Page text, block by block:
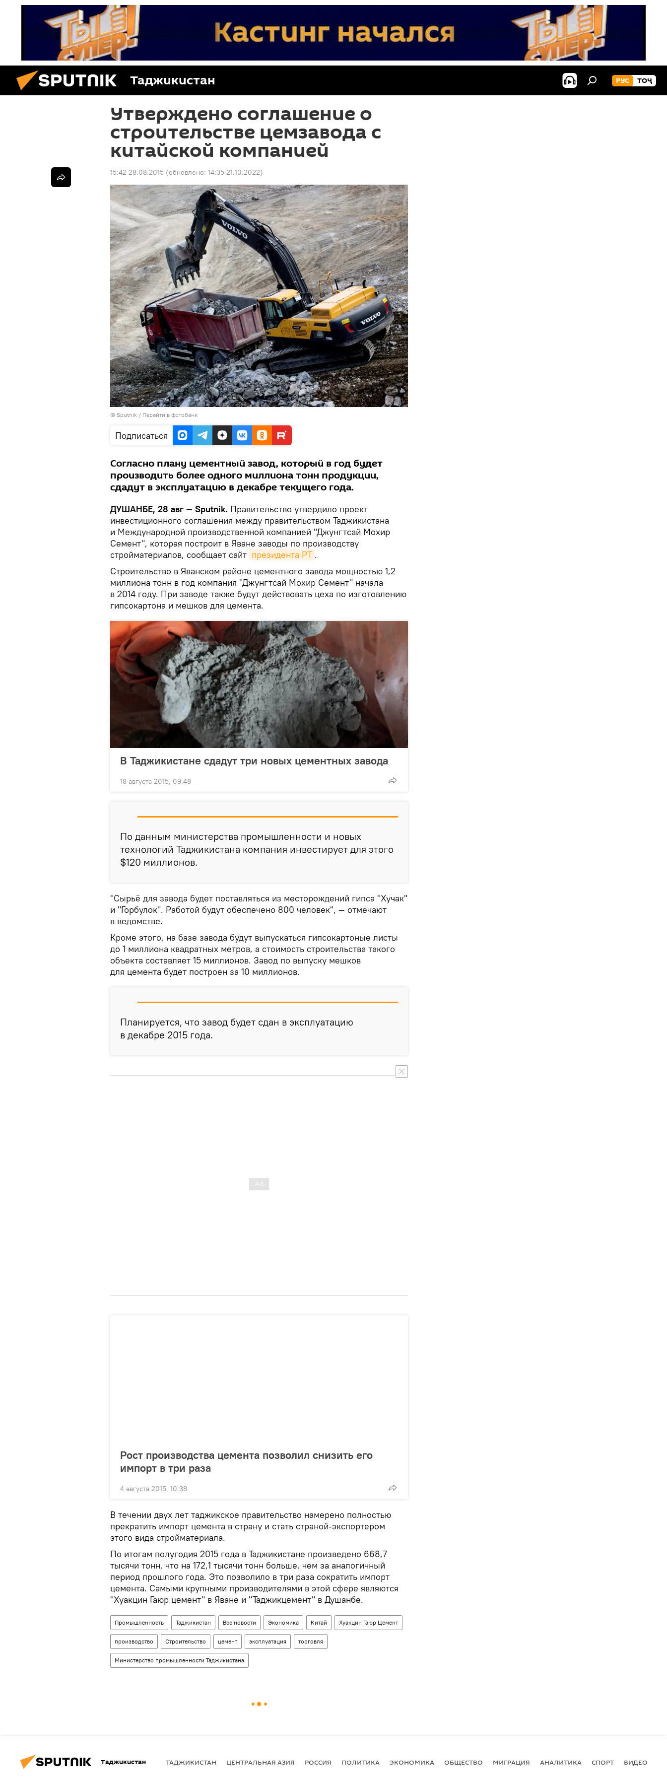
Таджикистан РУС ТОҶ
Утверждено соглашение о
строительстве цемзавода с
китайской компанией
15:42 28.08.2015 (обновлено: 14:35 21.10.2022)
© Sputnik / Перейти в фотобанк
Подписаться
Согласно плану цементный завод, который в год будет
производить более одного миллиона тонн продукции,
сдадут в эксплуатацию в декабре текущего года.
ДУШАНБЕ, 28 авг — Sputnik. Правительство утвердило проект
инвестиционного соглашения между правительством Таджикистана
и Международной производственной компанией "Джунгтсай Мохир
Семент", которая построит в Яване заводы по производству
стройматериалов, сообщает сайт президента РТ .
Строительство в Яванском районе цементного завода мощностью 1,2
миллиона тонн в год компания "Джунгтсай Мохир Семент" начала
в 2014 году. При заводе также будут действовать цеха по изготовлению
гипсокартона и мешков для цемента.
В Таджикистане сдадут три новых цементных завода
18 августа 2015, 09:48
По данным министерства промышленности и новых
технологий Таджикистана компания инвестирует для этого
$120 миллионов.
"Сырьё для завода будет поставляться из месторождений гипса "Хучак"
и "Горбулок". Работой будут обеспечено 800 человек", — отмечают
в ведомстве.
Кроме этого, на базе завода будут выпускаться гипсокартоные листы
до 1 миллиона квадратных метров, а стоимость строительства такого
объекта составляет 15 миллионов. Завод по выпуску мешков
для цемента будет построен за 10 миллионов.
Планируется, что завод будет сдан в эксплуатацию
в декабре 2015 года.
Рост производства цемента позволил снизить его
импорт в три раза
4 августа 2015, 10:38
В течении двух лет таджикское правительство намерено полностью
прекратить импорт цемента в страну и стать страной-экспортером
этого вида стройматериала.
По итогам полугодия 2015 года в Таджикистане произведено 668,7
тысячи тонн, что на 172,1 тысячи тонн больше, чем за аналогичный
период прошлого года. Это позволило в три раза сократить импорт
цемента. Самыми крупными производителями в этой сфере являются
"Хуакцин Гаюр цемент" в Яване и "Таджикцемент" в Душанбе.
Промышленность Таджикистан Все новости Экономика Китай Хуакцин Гаюр Цемент
производство Строительство цемент эксплуатация торговля
Министерство промышленности Таджикистана
Таджикистан ТАДЖИКИСТАН ЦЕНТРАЛЬНАЯ АЗИЯ РОССИЯ ПОЛИТИКА ЭКОНОМИКА ОБЩЕСТВО МИГРАЦИЯ АНАЛИТИКА СПОРТ ВИДЕО